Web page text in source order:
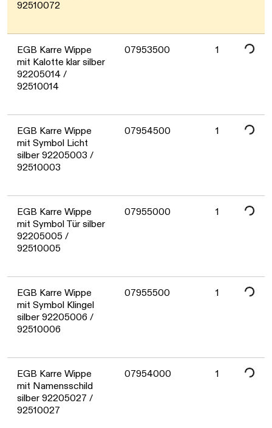
92510072
EGB Karre Wippe
mit Kalotte klar silber
92205014 /
92510014
07953500 1
EGB Karre Wippe
mit Symbol Licht
silber 92205003 /
92510003
07954500 1 Daten werden geladen. Bitte warten...
EGB Karre Wippe
mit Symbol Tür silber
92205005 /
92510005
07955000 1 Daten werden geladen. Bitte warten...
EGB Karre Wippe
mit Symbol Klingel
silber 92205006 /
92510006
07955500 1 Daten werden geladen. Bitte warten...
EGB Karre Wippe
mit Namensschild
silber 92205027 /
92510027
07954000 1 Daten werden geladen. Bitte warten...